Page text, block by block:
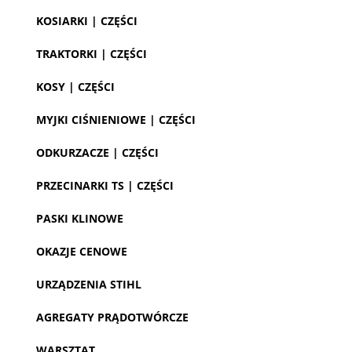
KOSIARKI | CZĘŚCI
TRAKTORKI | CZĘŚCI
KOSY | CZĘŚCI
MYJKI CIŚNIENIOWE | CZĘŚCI
ODKURZACZE | CZĘŚCI
PRZECINARKI TS | CZĘŚCI
PASKI KLINOWE
OKAZJE CENOWE
URZĄDZENIA STIHL
AGREGATY PRĄDOTWÓRCZE